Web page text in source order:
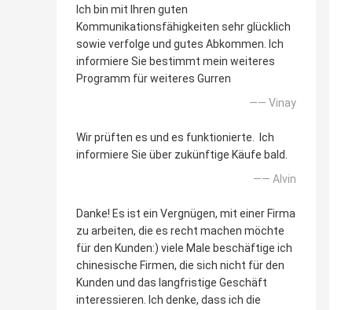
Ich bin mit Ihren guten
Kommunikationsfähigkeiten sehr glücklich
sowie verfolge und gutes Abkommen. Ich
informiere Sie bestimmt mein weiteres
Programm für weiteres Gurren
—— Vinay
Wir prüften es und es funktionierte. Ich
informiere Sie über zukünftige Käufe bald.
—— Alvin
Danke! Es ist ein Vergnügen, mit einer Firma
zu arbeiten, die es recht machen möchte
für den Kunden:) viele Male beschäftige ich
chinesische Firmen, die sich nicht für den
Kunden und das langfristige Geschäft
interessieren. Ich denke, dass ich die